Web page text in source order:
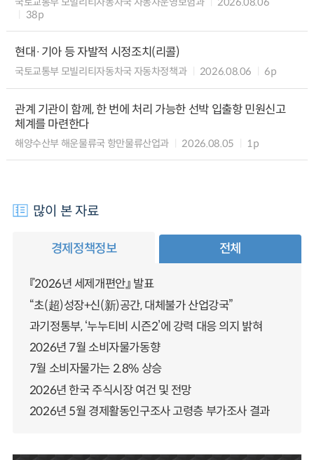
38p
현대·기아 등 자발적 시정조치(리콜)
국토교통부 모빌리티자동차국 자동차정책과 2026.08.06 6p
관계 기관이 함께, 한 번에 처리 가능한 선박 입출항 민원신고
체계를 마련한다
해양수산부 해운물류국 항만물류산업과 2026.08.05 1p
많이 본 자료
경제정책정보 전체
『2026년 세제개편안』 발표
“초(超)성장+신(新)공간, 대체불가 산업강국”
과기정통부, ‘누누티비 시즌2’에 강력 대응 의지 밝혀
2026년 7월 소비자물가동향
7월 소비자물가는 2.8% 상승
2026년 한국 주식시장 여건 및 전망
2026년 5월 경제활동인구조사 고령층 부가조사 결과